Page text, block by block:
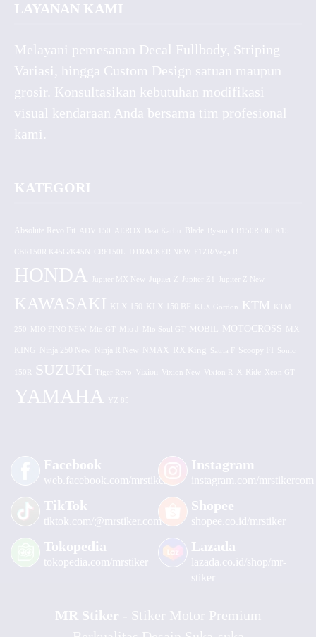
LAYANAN KAMI
Melayani pemesanan Decal Fullbody, Striping
Variasi, hingga Custom Design satuan maupun
grosir. Konsultasikan kebutuhan modifikasi
visual kendaraan Anda bersama tim profesional
kami.
KATEGORI
Absolute Revo Fit ADV 150 AEROX CB150R Old K15
CBR150R K45G/K45N CRF150L DTRACKER NEW F1ZR/Vega R
HONDA Jupiter MX New Jupiter Z Jupiter Z1 Jupiter Z New
KAWASAKI KLX 150 KLX 150 BF KLX Gordon KTM KTM
250 MIO FINO NEW Mio GT Mio J Mio Soul GT MOBIL MOTOCROSS MX
KING Ninja 250 New Ninja R New NMAX RX King Satria F Scoopy FI Sonic
150R SUZUKI Tiger Revo Vixion Vixion New Vixion R X-Ride Xeon GT
YAMAHA YZ 85
Facebook
web.facebook.com/mrstiker
Instagram
instagram.com/mrstikercom
TikTok
tiktok.com/@mrstiker.com
Shopee
shopee.co.id/mrstiker
Tokopedia
tokopedia.com/mrstiker
Lazada
lazada.co.id/shop/mr-
stiker
MR Stiker - Stiker Motor Premium